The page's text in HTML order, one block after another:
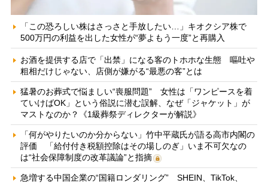
「この恐ろしい株はさっさと手放したい…」キオクシア株で
500万円の利益を出した女性が“夢よもう一度”と再購入
お酒を提供する店で「出禁」になる客のトホホな生態 嘔吐や
粗相だけじゃない、店側が嫌がる“最悪の客”とは
猛暑のお葬式で悩ましい“喪服問題” 女性は「ワンピースを着
ていけばOK」という俗説に潜む誤解、なぜ「ジャケット」が
マストなのか？《1級葬祭ディレクターが解説》
「何がやりたいのか分からない」竹中平蔵氏が語る高市内閣の
評価 「給付付き税額控除はその場しのぎ」いま不可欠なの
は“社会保障制度の改革議論”と指摘
急増する中国企業の“国籍ロンダリング” SHEIN、TikTok、